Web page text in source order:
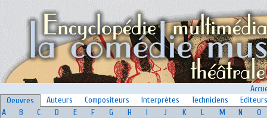
Oeuvres
Auteurs Compositeurs Interprètes Techniciens
Editeurs
A
B C D E F G H I J K L M N O